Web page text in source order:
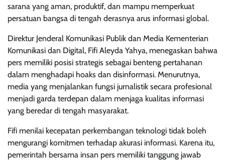
sarana yang aman, produktif, dan mampu memperkuat
persatuan bangsa di tengah derasnya arus informasi global.
Direktur Jenderal Komunikasi Publik dan Media Kementerian
Komunikasi dan Digital, Fifi Aleyda Yahya, menegaskan bahwa
pers memiliki posisi strategis sebagai benteng pertahanan
dalam menghadapi hoaks dan disinformasi. Menurutnya,
media yang menjalankan fungsi jurnalistik secara profesional
menjadi garda terdepan dalam menjaga kualitas informasi
yang beredar di tengah masyarakat.
Fifi menilai kecepatan perkembangan teknologi tidak boleh
mengurangi komitmen terhadap akurasi informasi. Karena itu,
pemerintah bersama insan pers memiliki tanggung jawab